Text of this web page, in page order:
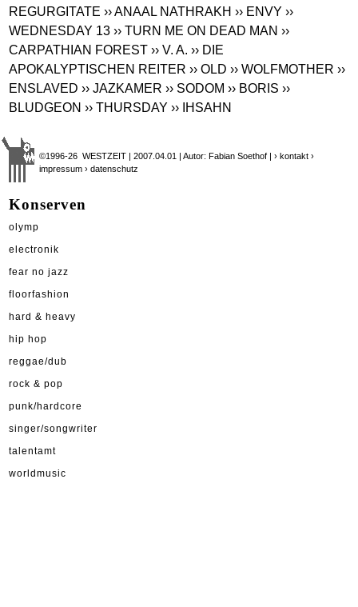
REGURGITATE ›› ANAAL NATHRAKH ›› ENVY ››
WEDNESDAY 13 ›› TURN ME ON DEAD MAN ››
CARPATHIAN FOREST ›› V. A. ›› DIE
APOKALYPTISCHEN REITER ›› OLD ›› WOLFMOTHER ››
ENSLAVED ›› JAZKAMER ›› SODOM ›› BORIS ››
BLUDGEON ›› THURSDAY ›› IHSAHN
©1996-26 WESTZEIT | 2007.04.01 | Autor: Fabian Soethof |› kontakt ›
impressum › datenschutz
Konserven
olymp
electronik
fear no jazz
floorfashion
hard & heavy
hip hop
reggae/dub
rock & pop
punk/hardcore
singer/songwriter
talentamt
worldmusic